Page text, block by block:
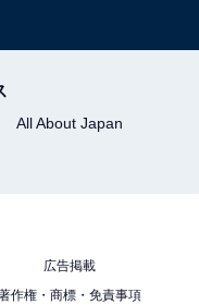
弁当」を1都6県で
の…？ Wバターで味
バター」を実食！
All About Japan
広告掲載
作権・商標・免責事項